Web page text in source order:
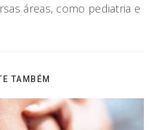
áreas, como pediatria e
TAMBÉM